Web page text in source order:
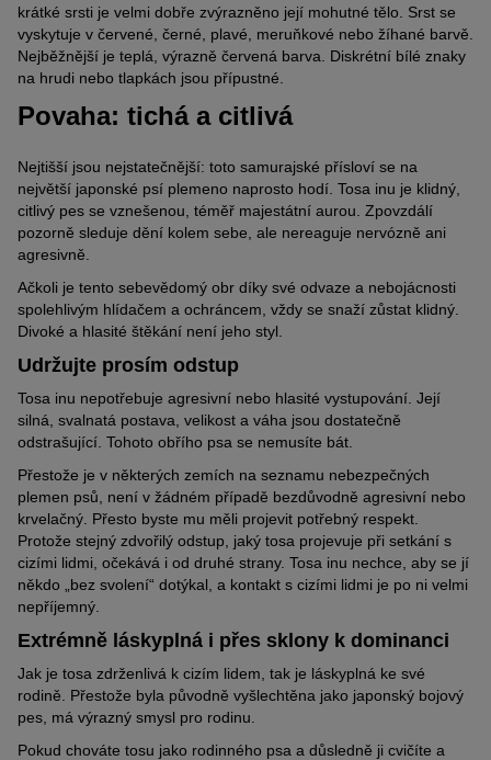
krátké srsti je velmi dobře zvýrazněno její mohutné tělo. Srst se
vyskytuje v červené, černé, plavé, meruňkové nebo žíhané barvě.
Nejběžnější je teplá, výrazně červená barva. Diskrétní bílé znaky
na hrudi nebo tlapkách jsou přípustné.
Povaha: tichá a citlivá
Nejtišší jsou nejstatečnější: toto samurajské přísloví se na
největší japonské psí plemeno naprosto hodí. Tosa inu je klidný,
citlivý pes se vznešenou, téměř majestátní aurou. Zpovzdálí
pozorně sleduje dění kolem sebe, ale nereaguje nervózně ani
agresivně.
Ačkoli je tento sebevědomý obr díky své odvaze a nebojácnosti
spolehlivým hlídačem a ochráncem, vždy se snaží zůstat klidný.
Divoké a hlasité štěkání není jeho styl.
Udržujte prosím odstup
Tosa inu nepotřebuje agresivní nebo hlasité vystupování. Její
silná, svalnatá postava, velikost a váha jsou dostatečně
odstrašující. Tohoto obřího psa se nemusíte bát.
Přestože je v některých zemích na seznamu nebezpečných
plemen psů, není v žádném případě bezdůvodně agresivní nebo
krvelačný. Přesto byste mu měli projevit potřebný respekt.
Protože stejný zdvořilý odstup, jaký tosa projevuje při setkání s
cizími lidmi, očekává i od druhé strany. Tosa inu nechce, aby se jí
někdo „bez svolení“ dotýkal, a kontakt s cizími lidmi je po ni velmi
nepříjemný.
Extrémně láskyplná i přes sklony k dominanci
Jak je tosa zdrženlivá k cizím lidem, tak je láskyplná ke své
rodině. Přestože byla původně vyšlechtěna jako japonský bojový
pes, má výrazný smysl pro rodinu.
Pokud chováte tosu jako rodinného psa a důsledně ji cvičíte a